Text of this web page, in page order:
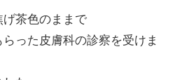
茶色のままで
った皮膚科の診察を受けま